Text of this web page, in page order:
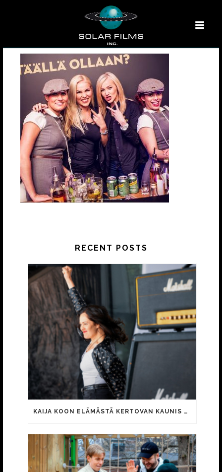
RECENT POSTS
KAIJA KOON ELÄMÄSTÄ KERTOVAN KAUNIS RIETAS ONNELLINEN -ELOKUVAN TRAILER JULKI